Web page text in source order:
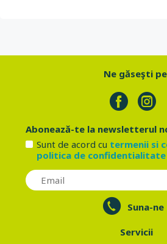
Ne găseşti
Abonează-te la newsletterul
Sunt de acord cu termenii si
politica de confidentialitate
Suna-ne
Servicii